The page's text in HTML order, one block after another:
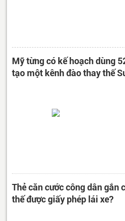
Mỹ từng có kế hoạch dùng
tạo một kênh đào thay thế
Thẻ căn cước công dân gắn
thế được giấy phép lái xe?